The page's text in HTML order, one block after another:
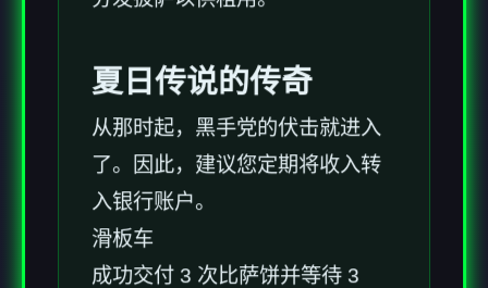
夏日传说的传奇
从那时起，黑手党的伏击就进入
了。因此，建议您定期将收入转
入银行账户。
滑板车
成功交付 3 次比萨饼并等待 3